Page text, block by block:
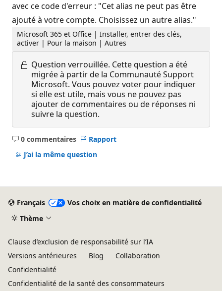
avec ce code d'erreur : "Cet alias ne peut pas être
ajouté à votre compte. Choisissez un autre alias."
Microsoft 365 et Office | Installer, entrer des clés,
activer | Pour la maison | Autres
Question verrouillée. Cette question a été
migrée à partir de la Communauté Support
Microsoft. Vous pouvez voter pour indiquer
si elle est utile, mais vous ne pouvez pas
ajouter de commentaires ou de réponses ni
suivre la question.
0 commentaires
Aucun
commentaire
Rapport
J’ai la même question
Français
Vos choix en matière de confidentialité
Thème
Clause d’exclusion de responsabilité sur l’IA
Versions antérieures
Blog
Collaboration
Confidentialité
Confidentialité de la santé des consommateurs